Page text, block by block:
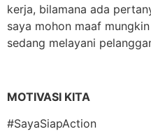
kerja, bilamana ada
saya mohon maaf
sedang melayani
MOTIVASI KITA
#SayaSiapAction